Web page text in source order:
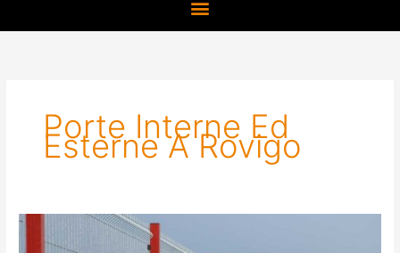
Porte Interne Ed
Esterne A Rovigo
Sistemi